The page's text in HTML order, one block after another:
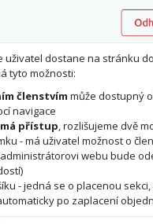
uživatel dostane na stránku
tyto možnosti:
členstvím může dostupný
navigace
přístup , rozlišujeme dvě
- má uživatel možnost o
webu bude
- jedná se o placenou
po zaplacení